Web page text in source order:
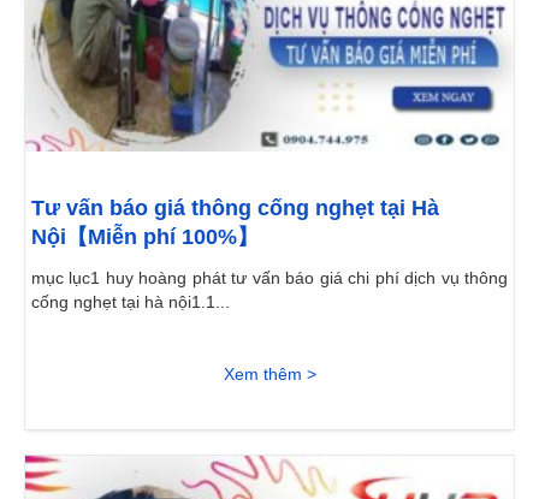
Tư vấn báo giá thông cống nghẹt tại Hà
Nội【Miễn phí 100%】
mục lục1 huy hoàng phát tư vấn báo giá chi phí dịch vụ thông
cống nghẹt tại hà nội1.1...
Xem thêm >